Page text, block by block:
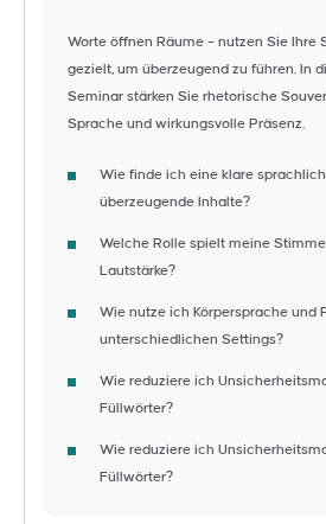
Worte öffnen Räume – nutzen Sie Ihre
gezielt, um überzeugend zu führen. In
Seminar stärken Sie rhetorische
Sprache und wirkungsvolle Präsenz.
Wie finde ich eine klare
überzeugende Inhalte?
Welche Rolle spielt meine Stimme
Lautstärke?
Wie nutze ich Körpersprache und
unterschiedlichen Settings?
Wie reduziere ich
Füllwörter?
Wie reduziere ich
Füllwörter?